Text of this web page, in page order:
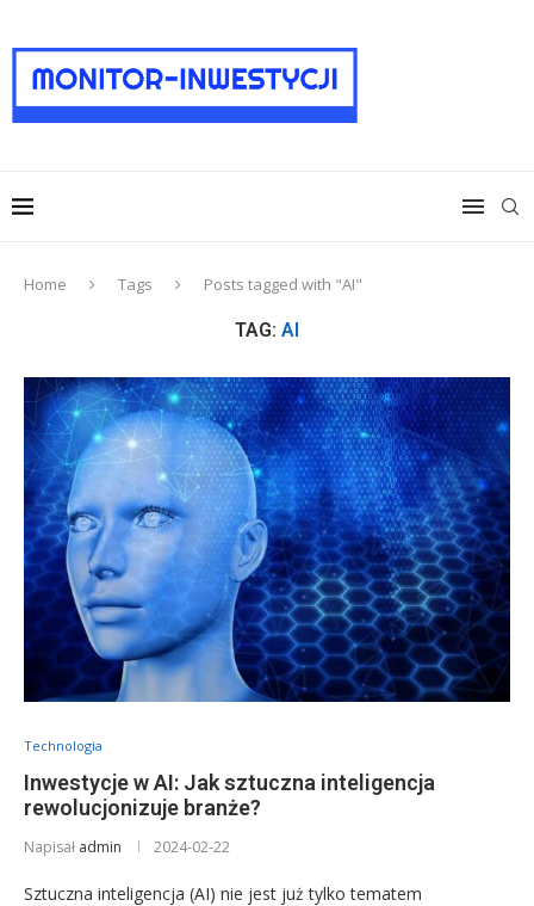
Home Tags Posts tagged with "AI"
TAG: AI
Technologia
Inwestycje w AI: Jak sztuczna inteligencja
rewolucjonizuje branże?
Napisał admin 2024-02-22
Sztuczna inteligencja (AI) nie jest już tylko tematem